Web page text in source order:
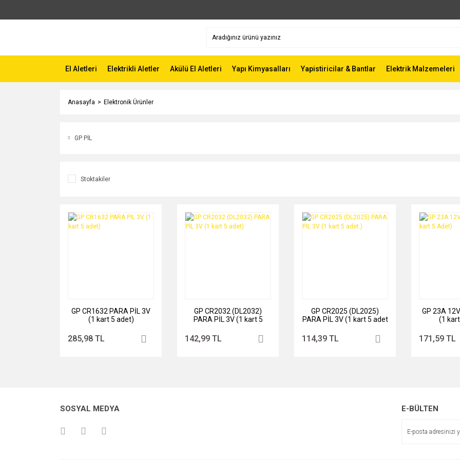
El Aletleri Elektrikli Aletler Akülü El Aletleri Yapı Kimyasalları Yapistiricilar & Bantlar Elektrik Malzemeleri
Anasayfa Elektronik Ürünler
GP PİL
Stoktakiler
GP CR1632 PARA PİL 3V
(1 kart 5 adet)
285,98 TL
GP CR2032 (DL2032)
PARA PİL 3V (1 kart 5
142,99 TL
GP CR2025 (DL2025)
PARA PİL 3V (1 kart 5 adet
114,39 TL
GP 23A
(1
171,59 TL
SOSYAL MEDYA E-BÜLTEN